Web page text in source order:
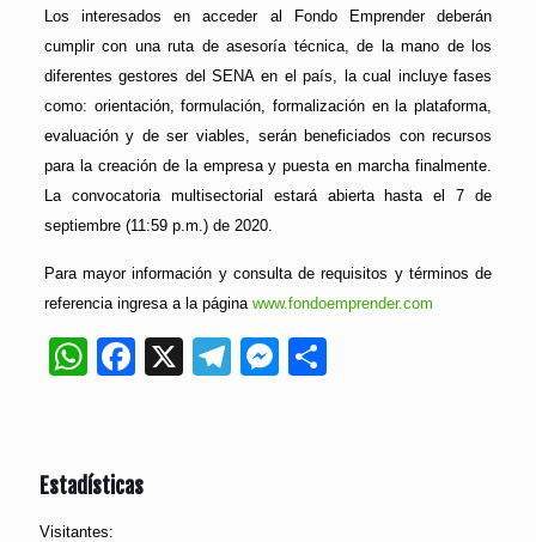
Los interesados en acceder al Fondo Emprender deberán
cumplir con una ruta de asesoría técnica, de la mano de los
diferentes gestores del SENA en el país, la cual incluye fases
como: orientación, formulación, formalización en la plataforma,
evaluación y de ser viables, serán beneficiados con recursos
para la creación de la empresa y puesta en marcha finalmente.
La convocatoria multisectorial estará abierta hasta el 7 de
septiembre (11:59 p.m.) de 2020.
Para mayor información y consulta de requisitos y términos de
referencia ingresa a la página www.fondoemprender.com
WhatsApp
Facebook
X Telegram
Messenger
Estadísticas
Visitantes: